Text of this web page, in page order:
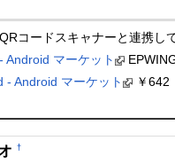
コードスキャナーと連携し
Android マーケット
- Android マーケット
￥642
†